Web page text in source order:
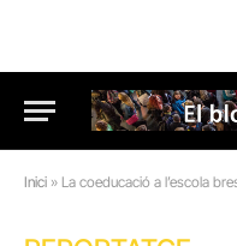
Inici » La coeducació a l’escola